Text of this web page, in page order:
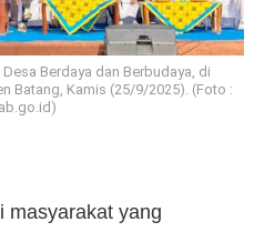
Berdaya dan Berbudaya, di
Batang, Kamis (25/9/2025). (Foto :
masyarakat yang